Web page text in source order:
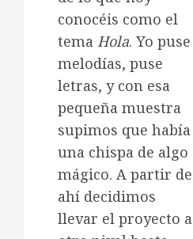
conocéis como el
tema Hola. Yo puse
melodías, puse
letras, y con esa
pequeña muestra
supimos que había
una chispa de algo
mágico. A partir de
ahí decidimos
llevar el proyecto a